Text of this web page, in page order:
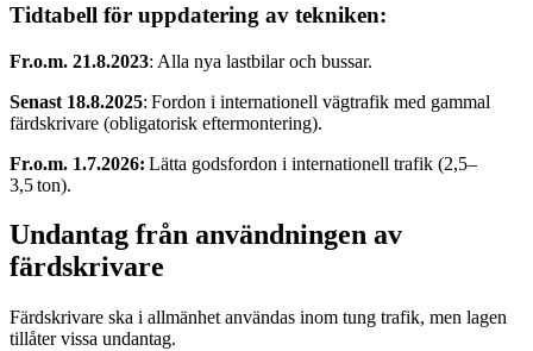
Tidtabell för uppdatering av tekniken:
Fr.o.m. 21.8.2023: Alla nya lastbilar och bussar.
Senast 18.8.2025: Fordon i internationell vägtrafik med gammal
färdskrivare (obligatorisk eftermontering).
Fr.o.m. 1.7.2026: Lätta godsfordon i internationell trafik (2,5–
3,5 ton).
Undantag från användningen av
färdskrivare
Färdskrivare ska i allmänhet användas inom tung trafik, men lagen
tillåter vissa undantag.